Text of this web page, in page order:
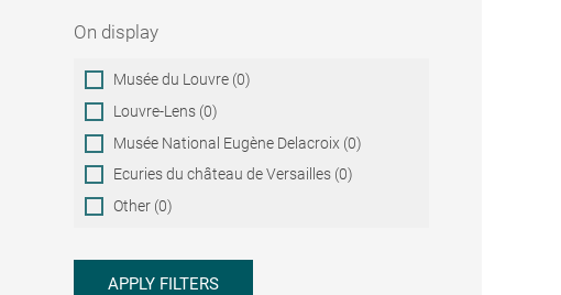
On display
On
display
Musée du Louvre (0)
Louvre-Lens (0)
Musée National Eugène Delacroix (0)
Ecuries du château de Versailles (0)
Other (0)
APPLY FILTERS